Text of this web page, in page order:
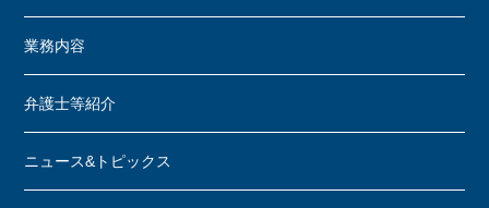
業務内容
弁護士等紹介
ニュース&トピックス